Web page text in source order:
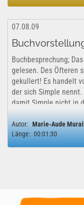
07.08.09
Buchbesprechung;
gelesen. Des Öfteren
gekullert! Es handelt
der sich Simple
damit Simple nicht in
Autor: Marie-Aude
Länge: 00:01:30